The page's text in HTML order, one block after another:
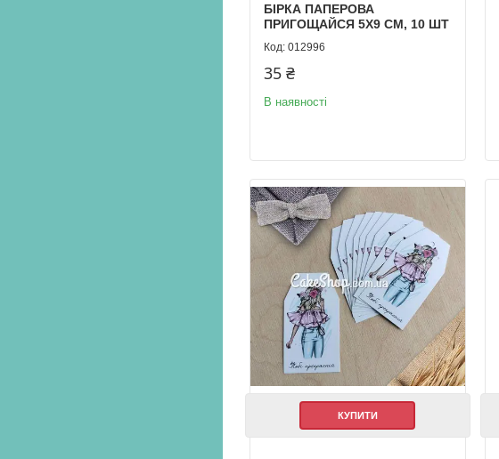
БІРКА ПАПЕРОВА
ПРИГОЩАЙСЯ 5Х9 СМ, 10 ШТ
012996
35 ₴
В наявності
КУПИТИ